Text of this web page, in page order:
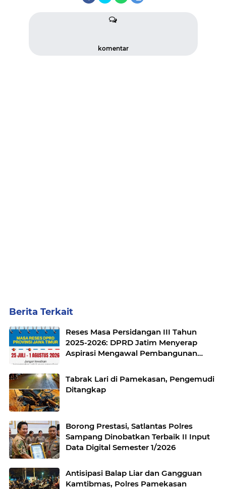
komentar
Berita Terkait
Reses Masa Persidangan III Tahun
2025-2026: DPRD Jatim Menyerap
Aspirasi Mengawal Pembangunan
Tabrak Lari di Pamekasan, Pengemudi
Ditangkap
Borong Prestasi, Satlantas Polres
Sampang Dinobatkan Terbaik II Input
Data Digital Semester 1/2026
Antisipasi Balap Liar dan Gangguan
Kamtibmas, Polres Pamekasan